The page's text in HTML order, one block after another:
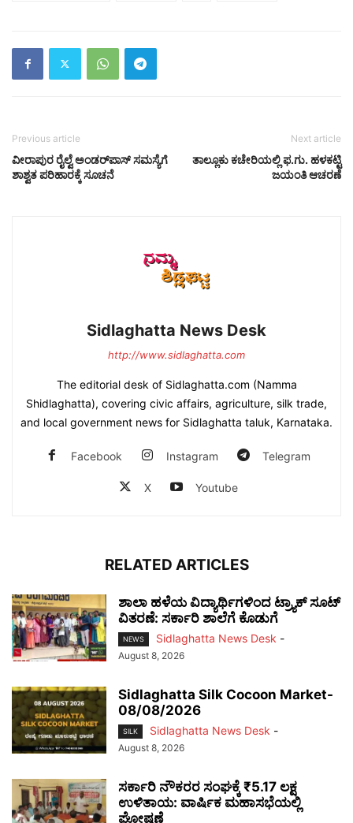
Previous article
ವೀರಾಪುರ ರೈಲ್ವೆ ಅಂಡರ್‌ಪಾಸ್ ಸಮಸ್ಯೆಗೆ
ಶಾಶ್ವತ ಪರಿಹಾರಕ್ಕೆ ಸೂಚನೆ
Next article
ತಾಲ್ಲೂಕು ಕಚೇರಿಯಲ್ಲಿ ಫ.ಗು. ಹಳಕಟ್ಟಿ
ಜಯಂತಿ ಆಚರಣೆ
Sidlaghatta News Desk
http://www.sidlaghatta.com
The editorial desk of Sidlaghatta.com (Namma
Shidlaghatta), covering civic affairs, agriculture, silk trade,
and local government news for Sidlaghatta taluk, Karnataka.
Facebook Instagram Telegram
X Youtube
RELATED ARTICLES
ಶಾಲಾ ಹಳೆಯ ವಿದ್ಯಾರ್ಥಿಗಳಿಂದ ಟ್ರ್ಯಾಕ್‌ ಸೂಟ್
ವಿತರಣೆ: ಸರ್ಕಾರಿ ಶಾಲೆಗೆ ಕೊಡುಗೆ
NEWS Sidlaghatta News Desk -
August 8, 2026
Sidlaghatta Silk Cocoon Market-
08/08/2026
SILK Sidlaghatta News Desk -
August 8, 2026
ಸರ್ಕಾರಿ ನೌಕರರ ಸಂಘಕ್ಕೆ ₹5.17 ಲಕ್ಷ
ಉಳಿತಾಯ: ವಾರ್ಷಿಕ ಮಹಾಸಭೆಯಲ್ಲಿ
ಘೋಷಣೆ